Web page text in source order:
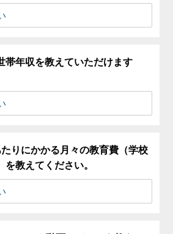
帯年収を教えていただけます
りにかかる月々の教育費（学校
を教えてください。